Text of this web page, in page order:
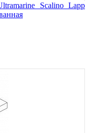
Scalino Lapp